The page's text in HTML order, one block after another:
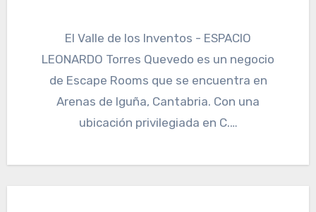
El Valle de los Inventos - ESPACIO
LEONARDO Torres Quevedo es un negocio
de Escape Rooms que se encuentra en
Arenas de Iguña, Cantabria. Con una
ubicación privilegiada en C.…